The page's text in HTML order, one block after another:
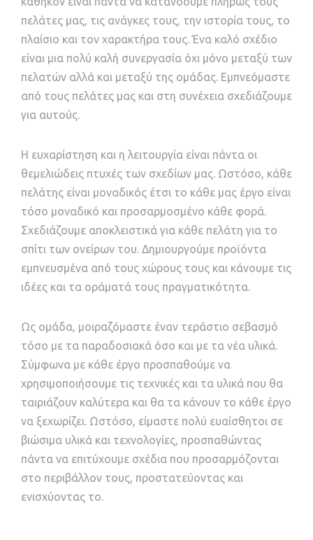
πελάτες μας, τις ανάγκες τους, την ιστορία τους, το
πλαίσιο και τον χαρακτήρα τους. Ένα καλό σχέδιο
είναι μια πολύ καλή συνεργασία όχι μόνο μεταξύ των
πελατών αλλά και μεταξύ της ομάδας. Εμπνεόμαστε
από τους πελάτες μας και στη συνέχεια σχεδιάζουμε
για αυτούς.
Η ευχαρίστηση και η λειτουργία είναι πάντα οι
θεμελιώδεις πτυχές των σχεδίων μας. Ωστόσο, κάθε
πελάτης είναι μοναδικός έτσι το κάθε μας έργο είναι
τόσο μοναδικό και προσαρμοσμένο κάθε φορά.
Σχεδιάζουμε αποκλειστικά για κάθε πελάτη για το
σπίτι των ονείρων του. Δημιουργούμε προϊόντα
εμπνευσμένα από τους χώρους τους και κάνουμε τις
ιδέες και τα οράματά τους πραγματικότητα.
Ως ομάδα, μοιραζόμαστε έναν τεράστιο σεβασμό
τόσο με τα παραδοσιακά όσο και με τα νέα υλικά.
Σύμφωνα με κάθε έργο προσπαθούμε να
χρησιμοποιήσουμε τις τεχνικές και τα υλικά που θα
ταιριάζουν καλύτερα και θα τα κάνουν το κάθε έργο
να ξεχωρίζει. Ωστόσο, είμαστε πολύ ευαίσθητοι σε
βιώσιμα υλικά και τεχνολογίες, προσπαθώντας
πάντα να επιτύχουμε σχέδια που προσαρμόζονται
στο περιβάλλον τους, προστατεύοντας και
ενισχύοντας το.